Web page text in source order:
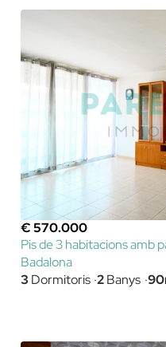
€ 570.000
Pis de 3 habitacions amb
Badalona
3 Dormitoris 2Banys